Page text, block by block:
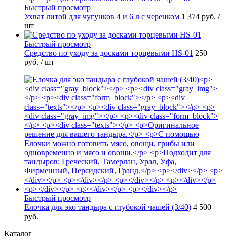
Быстрый просмотр
Ухват литой для чугунков 4 и 6 л с черенком 1 374 руб. /
шт
Быстрый просмотр
Средство по уходу за досками торцевыми HS-01 250
руб. / шт
Быстрый просмотр
Елочка для эко тандыра с глубокой чашей (3/40) 4 500
руб.
Каталог